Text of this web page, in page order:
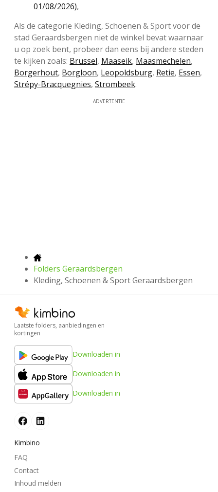
01/08/2026),
Als de categorie Kleding, Schoenen & Sport voor de
stad Geraardsbergen niet de winkel bevat waarnaar
u op zoek bent, probeer dan eens bij andere steden
te kijken zoals: Brussel, Maaseik, Maasmechelen,
Borgerhout, Borgloon, Leopoldsburg, Retie, Essen,
Strépy-Bracquegnies, Strombeek.
ADVERTENTIE
Folders Geraardsbergen
Kleding, Schoenen & Sport Geraardsbergen
Laatste folders, aanbiedingen en
kortingen
Downloaden in
Downloaden in
Downloaden in
Kimbino
FAQ
Contact
Inhoud melden